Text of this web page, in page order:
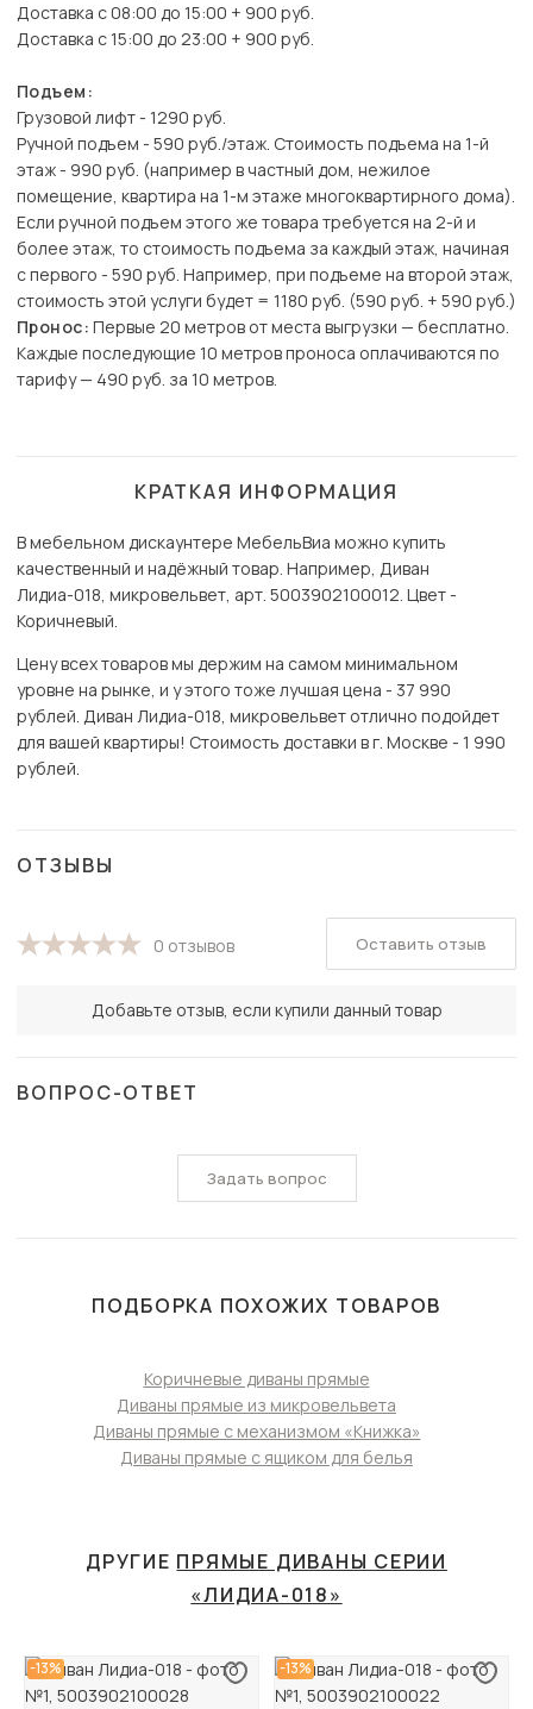
Доставка с 08:00 до 15:00 + 900 руб.
Доставка с 15:00 до 23:00 + 900 руб.
Подъем:
Грузовой лифт - 1290 руб.
Ручной подъем - 590 руб./этаж. Стоимость подъема на 1-й
этаж - 990 руб. (например в частный дом, нежилое
помещение, квартира на 1-м этаже многоквартирного дома).
Если ручной подъем этого же товара требуется на 2-й и
более этаж, то стоимость подъема за каждый этаж, начиная
с первого - 590 руб. Например, при подъеме на второй этаж,
стоимость этой услуги будет = 1180 руб. (590 руб. + 590 руб.)
Пронос: Первые 20 метров от места выгрузки — бесплатно.
Каждые последующие 10 метров проноса оплачиваются по
тарифу — 490 руб. за 10 метров.
КРАТКАЯ ИНФОРМАЦИЯ
В мебельном дискаунтере МебельВиа можно купить
качественный и надёжный товар. Например, Диван
Лидиа-018, микровельвет, арт. 5003902100012. Цвет -
Коричневый.
Цену всех товаров мы держим на самом минимальном
уровне на рынке, и у этого тоже лучшая цена - 37 990
рублей. Диван Лидиа-018, микровельвет отлично подойдет
для вашей квартиры! Стоимость доставки в г. Москве - 1 990
рублей.
ОТЗЫВЫ
0 отзывов
Добавьте отзыв, если купили данный товар
Оставить отзыв
ВОПРОС-ОТВЕТ
Задать вопрос
ПОДБОРКА ПОХОЖИХ ТОВАРОВ
Коричневые диваны прямые
Диваны прямые из микровельвета
Диваны прямые с механизмом «Книжка»
Диваны прямые с ящиком для белья
ДРУГИЕ ПРЯМЫЕ ДИВАНЫ СЕРИИ
«ЛИДИА-018»
-13% -13%